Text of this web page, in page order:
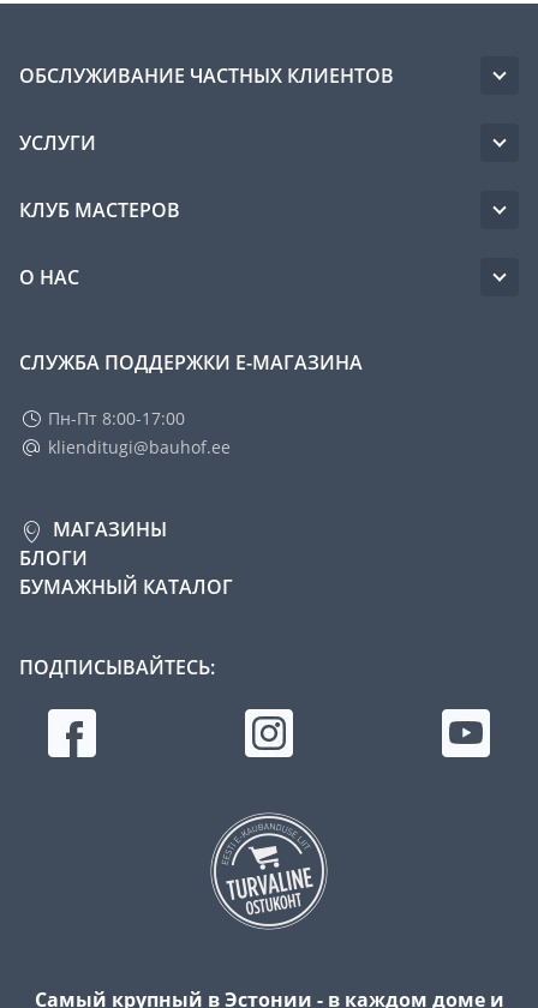
ОБСЛУЖИВАНИЕ ЧАСТНЫХ КЛИЕНТОВ
УСЛУГИ
КЛУБ МАСТЕРОВ
О НАС
СЛУЖБА ПОДДЕРЖКИ Е-МАГАЗИНА
Пн-Пт 8:00-17:00
klienditugi@bauhof.ee
МАГАЗИНЫ
БЛОГИ
БУМАЖНЫЙ КАТАЛОГ
ПОДПИСЫВАЙТЕСЬ:
Самый крупный в Эстонии - в каждом доме и